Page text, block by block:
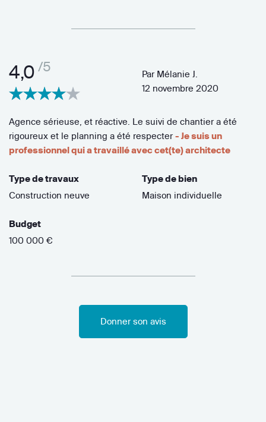
4,0 /5 Par Mélanie J.
12 novembre 2020
Agence sérieuse, et réactive. Le suivi de chantier a été
rigoureux et le planning a été respecter - Je suis un
professionnel qui a travaillé avec cet(te) architecte
Type de travaux
Construction neuve
Type de bien
Maison individuelle
Budget
100 000 €
Donner son avis